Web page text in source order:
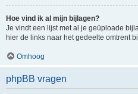
Hoe vind ik al mijn bijlagen?
Je vindt een lijst met al je geüploade
hier de links naar het gedeelte omtrent
Omhoog
phpBB vragen